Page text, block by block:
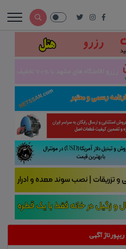
ریپورتاژ آگهی